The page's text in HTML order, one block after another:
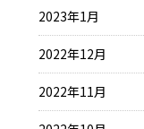
2023年1月
2022年12月
2022年11月